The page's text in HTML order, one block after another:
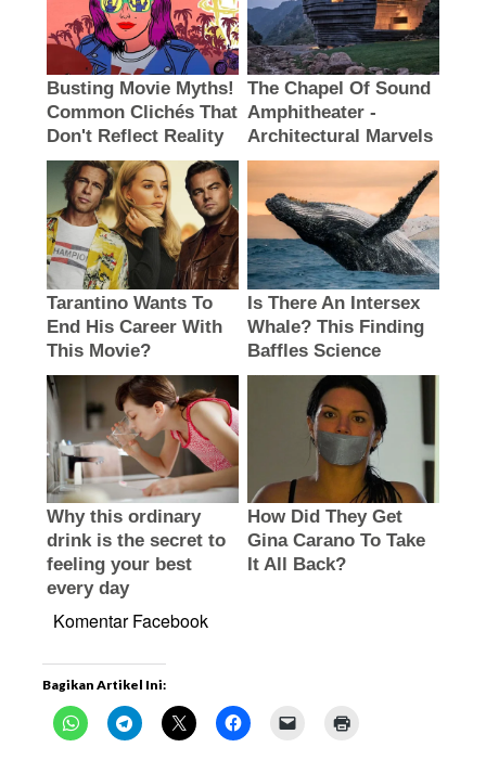
Komentar Facebook
Bagikan Artikel Ini: